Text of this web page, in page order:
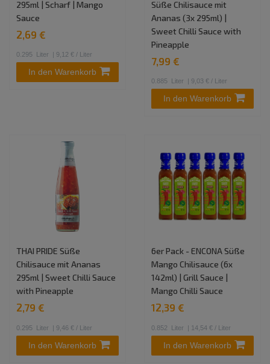
295ml | Scharf | Mango
Sauce
2,69 €
0.295 Liter | 9,12 € / Liter
In den Warenkorb
Süße Chilisauce mit
Ananas (3x 295ml) |
Sweet Chilli Sauce with
Pineapple
7,99 €
0.885 Liter | 9,03 € / Liter
In den Warenkorb
THAI PRIDE Süße
Chilisauce mit Ananas
295ml | Sweet Chilli Sauce
with Pineapple
2,79 €
0.295 Liter | 9,46 € / Liter
In den Warenkorb
6er Pack - ENCONA Süße
Mango Chilisauce (6x
142ml) | Grill Sauce |
Mango Chilli Sauce
12,39 €
0.852 Liter | 14,54 € / Liter
In den Warenkorb